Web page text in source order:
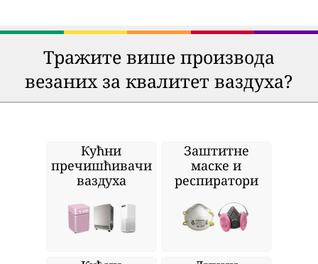
Тражите више производа
везаних за квалитет ваздуха?
Кућни
пречишћивачи
ваздуха
Заштитне
маске и
респиратори